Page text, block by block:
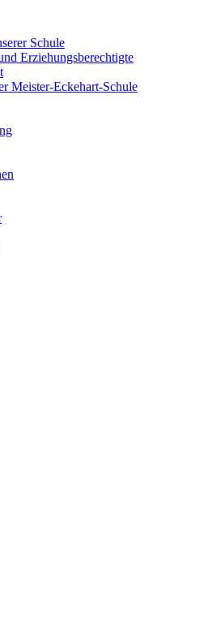
Schule
Erziehungsberechtigte
Meister-Eckehart-Schule